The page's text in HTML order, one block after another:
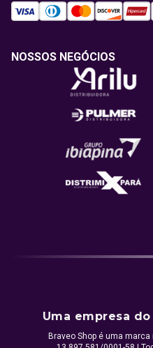
NOSSOS NEGÓCIOS
Uma empresa
Braveo Shop é uma marca